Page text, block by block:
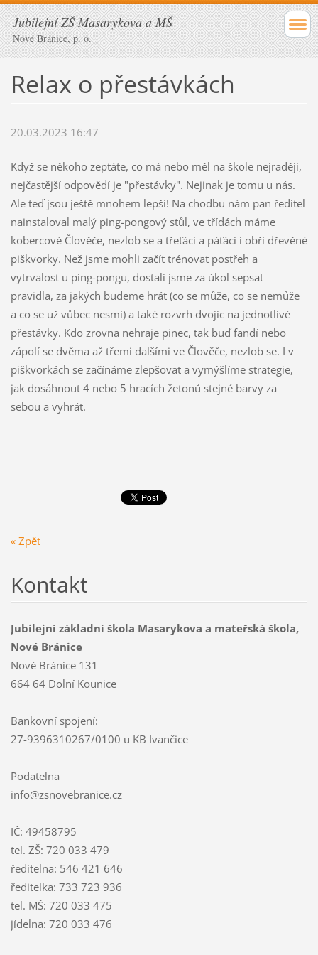
Jubilejní ZŠ Masarykova a MŠ
Nové Bránice, p. o.
Relax o přestávkách
20.03.2023 16:47
Když se někoho zeptáte, co má nebo měl na škole nejraději,
nejčastější odpovědí je "přestávky". Nejinak je tomu u nás.
Ale teď jsou ještě mnohem lepší! Na chodbu nám pan ředitel
nainstaloval malý ping-pongový stůl, ve třídách máme
kobercové Člověče, nezlob se a třeťáci a páťáci i obří dřevěné
piškvorky. Než jsme mohli začít trénovat postřeh a
vytrvalost u ping-pongu, dostali jsme za úkol sepsat
pravidla, za jakých budeme hrát (co se může, co se nemůže
a co se už vůbec nesmí) a také rozvrh dvojic na jednotlivé
přestávky. Kdo zrovna nehraje pinec, tak buď fandí nebo
zápolí se dvěma až třemi dalšími ve Člověče, nezlob se. I v
piškvorkách se začínáme zlepšovat a vymýšlíme strategie,
jak dosáhnout 4 nebo 5 hracích žetonů stejné barvy za
sebou a vyhrát.
« Zpět
Kontakt
Jubilejní základní škola Masarykova a mateřská škola,
Nové Bránice
Nové Bránice 131
664 64 Dolní Kounice
Bankovní spojení:
27-9396310267/0100 u KB Ivančice
Podatelna
info@zsnovebranice.cz
IČ: 49458795
tel. ZŠ: 720 033 479
ředitelna: 546 421 646
ředitelka: 733 723 936
tel. MŠ: 720 033 475
jídelna: 720 033 476